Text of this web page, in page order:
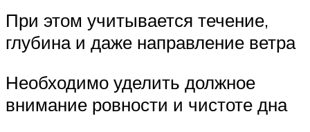
При этом учитывается течение,
глубина и даже направление ветра
Необходимо уделить должное
внимание ровности и чистоте дна